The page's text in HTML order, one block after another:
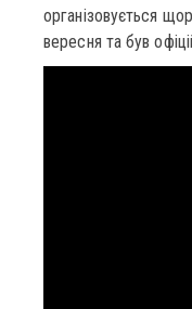
організовується
вересня та був